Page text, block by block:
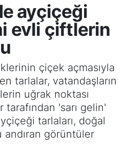
ayçiçeği
evli çiftlerin
çiçek açmasıyla
tarlalar, vatandaşların
uğrak noktası
'sarı gelin'
tarlaları, doğal
görüntüler
Haritası
ve Fikstür